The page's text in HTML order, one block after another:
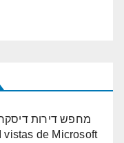
מחפש דירות
de Microsoft